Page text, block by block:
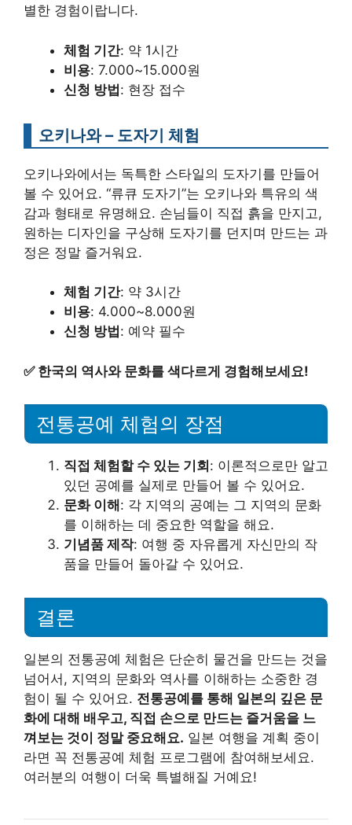
별한 경험이랍니다.
체험 기간: 약 1시간
비용: 7.000~15.000원
신청 방법: 현장 접수
오키나와 – 도자기 체험
오키나와에서는 독특한 스타일의 도자기를 만들어
볼 수 있어요. “류큐 도자기”는 오키나와 특유의 색
감과 형태로 유명해요. 손님들이 직접 흙을 만지고,
원하는 디자인을 구상해 도자기를 던지며 만드는 과
정은 정말 즐거워요.
체험 기간: 약 3시간
비용: 4.000~8.000원
신청 방법 : 예약 필수
✅ 한국의 역사와 문화를 색다르게 경험해보세요!
전통공예 체험의 장점
직접 체험할 수 있는 기회 : 이론적으로만 알고
있던 공예를 실제로 만들어 볼 수 있어요.
문화 이해 : 각 지역의 공예는 그 지역의 문화
를 이해하는 데 중요한 역할을 해요.
기념품 제작: 여행 중 자유롭게 자신만의 작
품을 만들어 돌아갈 수 있어요.
결론
일본의 전통공예 체험은 단순히 물건을 만드는 것을
넘어서, 지역의 문화와 역사를 이해하는 소중한 경
험이 될 수 있어요. 전통공예를 통해 일본의 깊은 문
화에 대해 배우고, 직접 손으로 만드는 즐거움을 느
껴보는 것이 정말 중요해요. 일본 여행을 계획 중이
라면 꼭 전통공예 체험 프로그램에 참여해보세요.
여러분의 여행이 더욱 특별해질 거예요!